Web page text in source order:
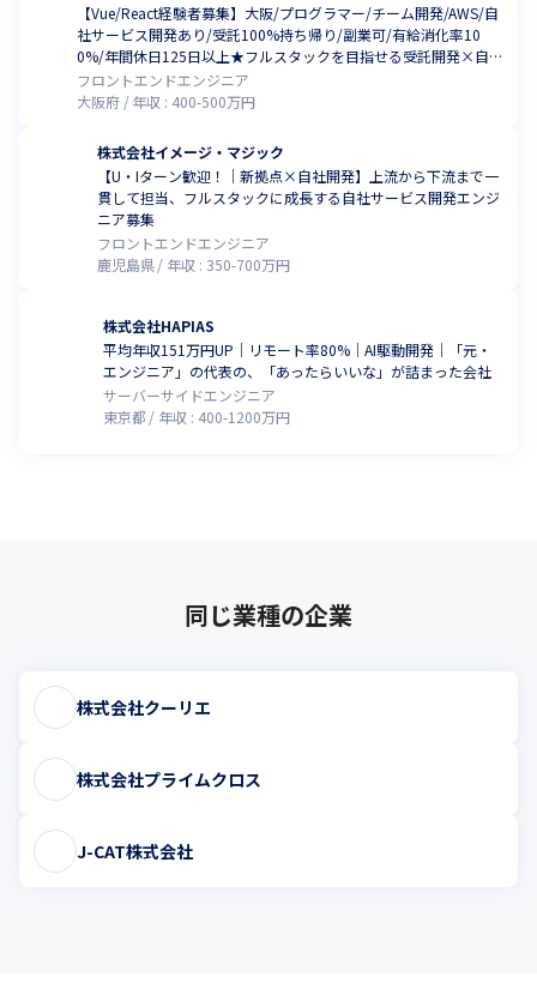
【Vue/React経験者募集】大阪/プログラマー/チーム開発/AWS/自
社サービス開発あり/受託100%持ち帰り/副業可/有給消化率10
0%/年間休日125日以上★フルスタックを目指せる受託開発×自
社開発環境
フロントエンドエンジニア
大阪府
年収 : 400-500万円
株式会社イメージ・マジック
【U・Iターン歓迎！｜新拠点×自社開発】上流から下流まで一
貫して担当、フルスタックに成長する自社サービス開発エンジ
ニア募集
フロントエンドエンジニア
鹿児島県
年収 : 350-700万円
株式会社HAPIAS
平均年収151万円UP｜リモート率80%｜AI駆動開発｜「元・
エンジニア」の代表の、「あったらいいな」が詰まった会社
サーバーサイドエンジニア
東京都
年収 : 400-1200万円
同じ業種の企業
株式会社クーリエ
株式会社プライムクロス
J-CAT株式会社